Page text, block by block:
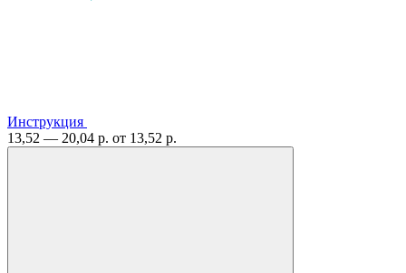
Инструкция
13,52 — 20,04 р. от 13,52 р.